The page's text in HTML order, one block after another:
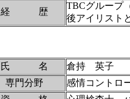
経 歴
TBCグループ
後アイリスト
氏 名
倉持 英子
専門分野
感情コントロ